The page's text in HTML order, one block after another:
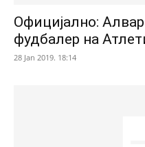
Официјално:
фудбалер на
28 Jan 2019. 18:14